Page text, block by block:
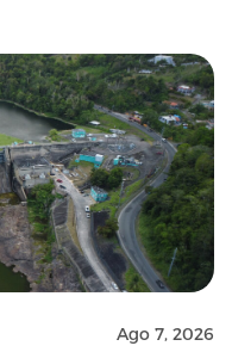
Ago 7, 2026